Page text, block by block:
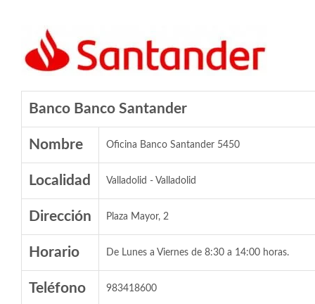
Banco Banco Santander
Nombre Oficina Banco Santander 5450
Localidad Valladolid - Valladolid
Dirección Plaza Mayor, 2
Horario De Lunes a Viernes de 8:30 a 14:00 horas.
Teléfono 983418600